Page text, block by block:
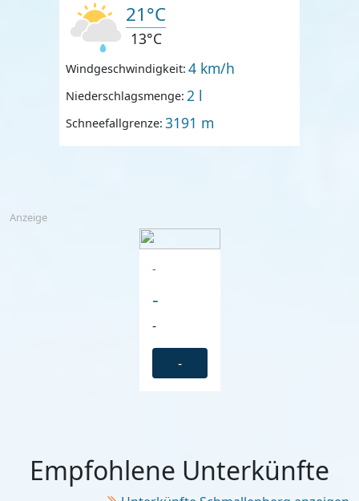
21°C
13°C
Windgeschwindigkeit: 4 km/h
Niederschlagsmenge: 2 l
Schneefallgrenze: 3191 m
Anzeige
-
-
-
-
Empfohlene Unterkünfte